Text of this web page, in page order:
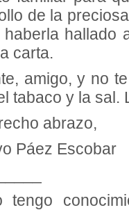
de la
haberla hallado
carta.
amigo, y no
tabaco y la sal.
abrazo,
Páez Escobar
tengo